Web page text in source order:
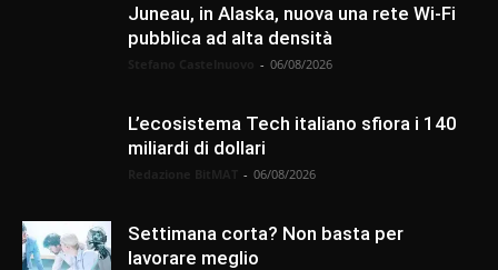
Juneau, in Alaska, nuova una rete Wi-Fi
pubblica ad alta densità
- 06/08/2026
L’ecosistema Tech italiano sfiora i 140
miliardi di dollari
- 06/08/2026
Settimana corta? Non basta per
lavorare meglio